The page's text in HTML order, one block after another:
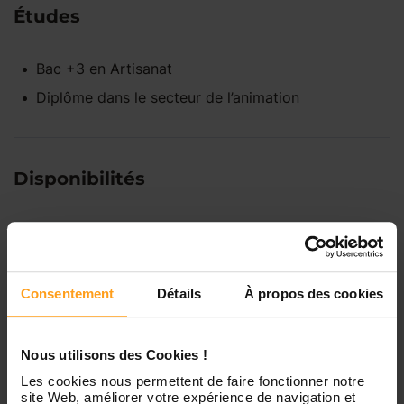
Consentement Détails À propos des cookies
Nous utilisons des Cookies !
Les cookies nous permettent de faire fonctionner notre
site Web, améliorer votre expérience de navigation et
Études
Bac +3 en Artisanat
Diplôme dans le secteur de l’animation
Disponibilités
Indisponible
Mardi Disponible de 00:00 à 00:00
Mercredi Disponible de 00:00 à 00:30
disponibilités de Pauline ?